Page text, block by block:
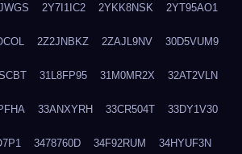
2Y7I1IC2 2YKK8NSK 2YT95AO1
2Z2JNBKZ 2ZAJL9NV 30D5VUM9
31L8FP95 31M0MR2X 32AT2VLN
33ANXYRH 33CR504T 33DY1V30
3478760D 34F92RUM 34HYUF3N